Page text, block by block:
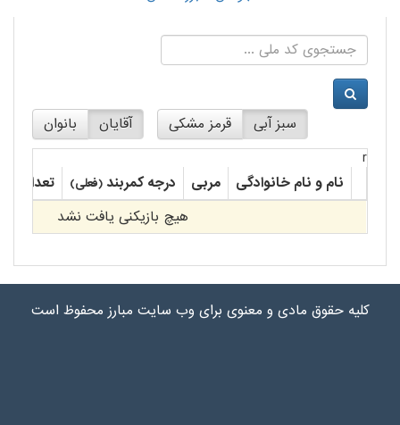
سبز آبی قرمز مشکی آقایان
بانوان
r
نام و نام خانوادگی
مربی درجه کمربند (فعلی)
تعداد
هیچ بازیکنی یافت نشد
کلیه حقوق مادی و معنوی برای وب سایت مبارز محفوظ است